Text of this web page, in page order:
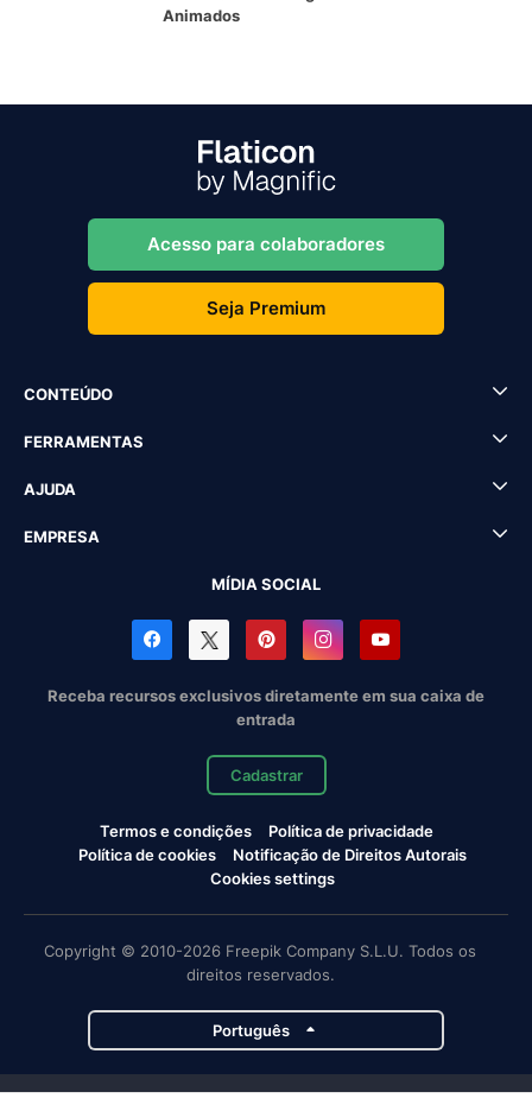
Animados
Acesso para colaboradores
Seja Premium
CONTEÚDO
FERRAMENTAS
AJUDA
EMPRESA
MÍDIA SOCIAL
Receba recursos exclusivos diretamente em sua caixa de
entrada
Cadastrar
Termos e condições
Política de privacidade
Política de cookies
Notificação de Direitos Autorais
Cookies settings
Copyright © 2010-2026 Freepik Company S.L.U. Todos os
direitos reservados.
Português